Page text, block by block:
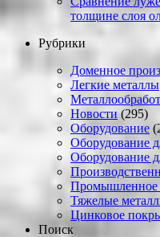
толщине слоя
Рубрики
Доменное
Легкие металлы
Новости (295)
Оборудование
Оборудование
Оборудование
Промышленное
Тяжелые
Цинковое
Поиск